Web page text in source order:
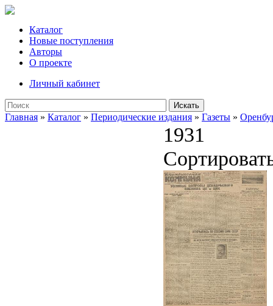
Каталог
Новые поступления
Авторы
О проекте
Личный кабинет
Искать
Главная » Каталог » Периодические издания » Газеты »
1931